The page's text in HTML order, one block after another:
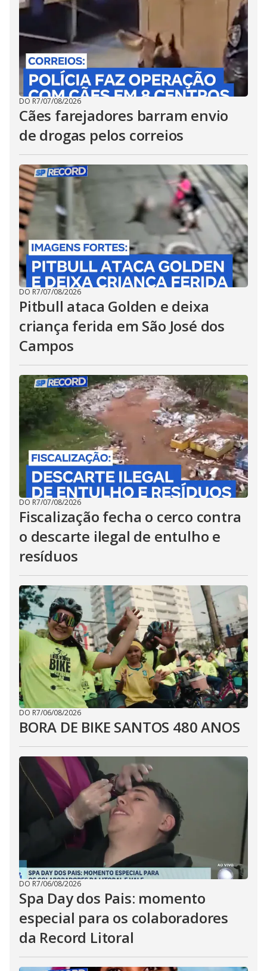
DO R7/07/08/2026
Cães farejadores barram envio
de drogas pelos correios
DO R7/07/08/2026
Pitbull ataca Golden e deixa
criança ferida em São José dos
Campos
DO R7/07/08/2026
Fiscalização fecha o cerco contra
o descarte ilegal de entulho e
resíduos
DO R7/06/08/2026
BORA DE BIKE SANTOS 480 ANOS
DO R7/06/08/2026
Spa Day dos Pais: momento
especial para os colaboradores
da Record Litoral